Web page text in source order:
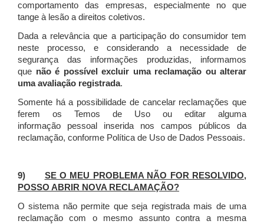
comportamento das empresas, especialmente no que
tange à lesão a direitos coletivos.
Dada a relevância que a participação do consumidor tem
neste processo, e considerando a necessidade de
segurança das informações produzidas, informamos
que não é possível excluir uma reclamação ou alterar
uma avaliação registrada.
Somente há a possibilidade de cancelar reclamações que
ferem os Temos de Uso ou editar alguma
informação pessoal inserida nos campos públicos da
reclamação, conforme Política de Uso de Dados Pessoais.
9) SE O MEU PROBLEMA NÃO FOR RESOLVIDO,
POSSO ABRIR NOVA RECLAMAÇÃO?
O sistema não permite que seja registrada mais de uma
reclamação com o mesmo assunto contra a mesma